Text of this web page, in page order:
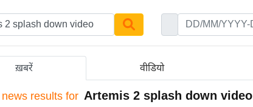
ख़बरें वीडियो
news results for Artemis 2 splash down video